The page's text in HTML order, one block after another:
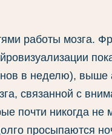
работы мозга.
в неделю), выше
связанной с
почти никогда не
просыпаются